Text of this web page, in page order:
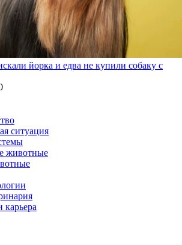
йорка и едва не купили собаку с
ситуация
животные
карьера